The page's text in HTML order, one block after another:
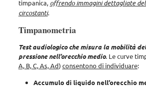
timpanica, offrendo immagini dettagliate
circostanti.
Timpanometria
Test audiologico che misura la mobilità
pressione nell’orecchio medio. Le curve
A, B, C, As, Ad)consentono di individuare:
Accumulo di liquido nell’orecchio